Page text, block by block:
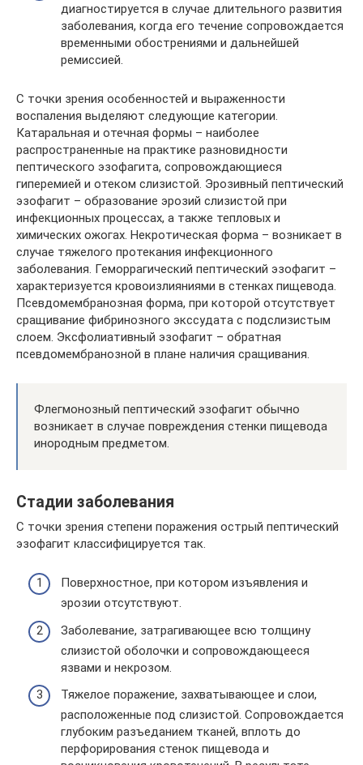
диагностируется в случае длительного развития
заболевания, когда его течение сопровождается
временными обострениями и дальнейшей
ремиссией.
С точки зрения особенностей и выраженности
воспаления выделяют следующие категории.
Катаральная и отечная формы – наиболее
распространенные на практике разновидности
пептического эзофагита, сопровождающиеся
гиперемией и отеком слизистой. Эрозивный пептический
эзофагит – образование эрозий слизистой при
инфекционных процессах, а также тепловых и
химических ожогах. Некротическая форма – возникает в
случае тяжелого протекания инфекционного
заболевания. Геморрагический пептический эзофагит –
характеризуется кровоизлияниями в стенках пищевода.
Псевдомембранозная форма, при которой отсутствует
сращивание фибринозного экссудата с подслизистым
слоем. Эксфолиативный эзофагит – обратная
псевдомембранозной в плане наличия сращивания.
Флегмонозный пептический эзофагит обычно
возникает в случае повреждения стенки пищевода
инородным предметом.
Стадии заболевания
С точки зрения степени поражения острый пептический
эзофагит классифицируется так.
Поверхностное, при котором изъявления и
эрозии отсутствуют.
Заболевание, затрагивающее всю толщину
слизистой оболочки и сопровождающееся
язвами и некрозом.
Тяжелое поражение, захватывающее и слои,
расположенные под слизистой. Сопровождается
глубоким разъеданием тканей, вплоть до
перфорирования стенок пищевода и